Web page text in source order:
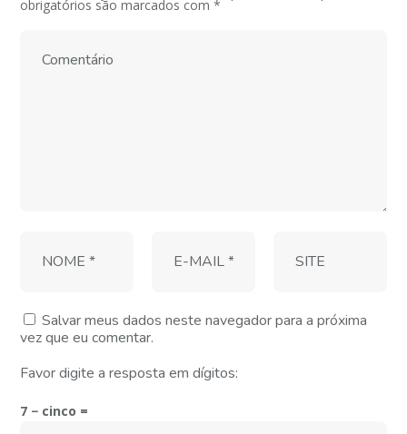
obrigatórios são marcados com*
Salvar meus dados neste navegador para a próxima
vez que eu comentar.
Favor digite a resposta em dígitos:
7 − cinco =